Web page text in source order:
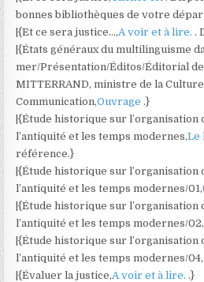
bonnes bibliothèques de votre
|{Et ce sera justice…,A voir et à lire..
|{États généraux du multilinguisme
mer/Présentation/Éditos/Éditorial
MITTERRAND, ministre de la
Communication,Ouvrage.}
|{Étude historique sur l’organisation
l’antiquité et les temps modernes,
référence.}
|{Étude historique sur l’organisation
l’antiquité et les temps modernes/01,
|{Étude historique sur l’organisation
l’antiquité et les temps modernes/02,
|{Étude historique sur l’organisation
l’antiquité et les temps modernes/04,
|{Évaluer la justice,A voir et à lire..}